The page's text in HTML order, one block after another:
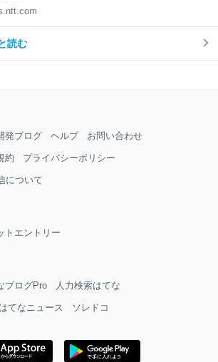
読む
発ブログ ヘルプ お問い合わせ
約 プライバシーポリシー
について
トエントリー
ブログPro 人力検索はてな
はてなニュース ソレドコ